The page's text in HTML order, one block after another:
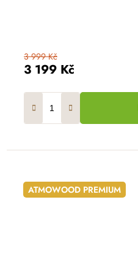
3 199 Kč
3 999 Kč
ATMOWOOD PREMIUM